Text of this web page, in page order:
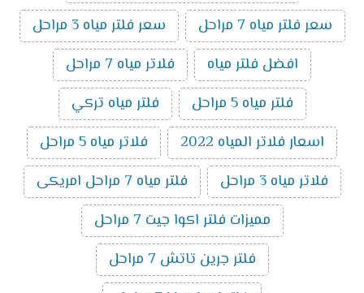
سعر فلتر مياه 7 مراحل
سعر فلتر مياه 3 مراحل
افضل فلتر مياه
فلاتر مياه 7 مراحل
فلتر مياه 5 مراحل
فلتر مياه تركي
اسعار فلاتر المياه 2022
فلاتر مياه 5 مراحل
فلاتر مياه 3 مراحل
فلتر مياه 7 مراحل امريكى
مميزات فلتر اكوا جيت 7 مراحل
فلتر جرين تاتش 7 مراحل